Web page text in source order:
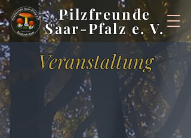
Pilzfreunde
Saar-Pfalz e. V.
Veranstaltung